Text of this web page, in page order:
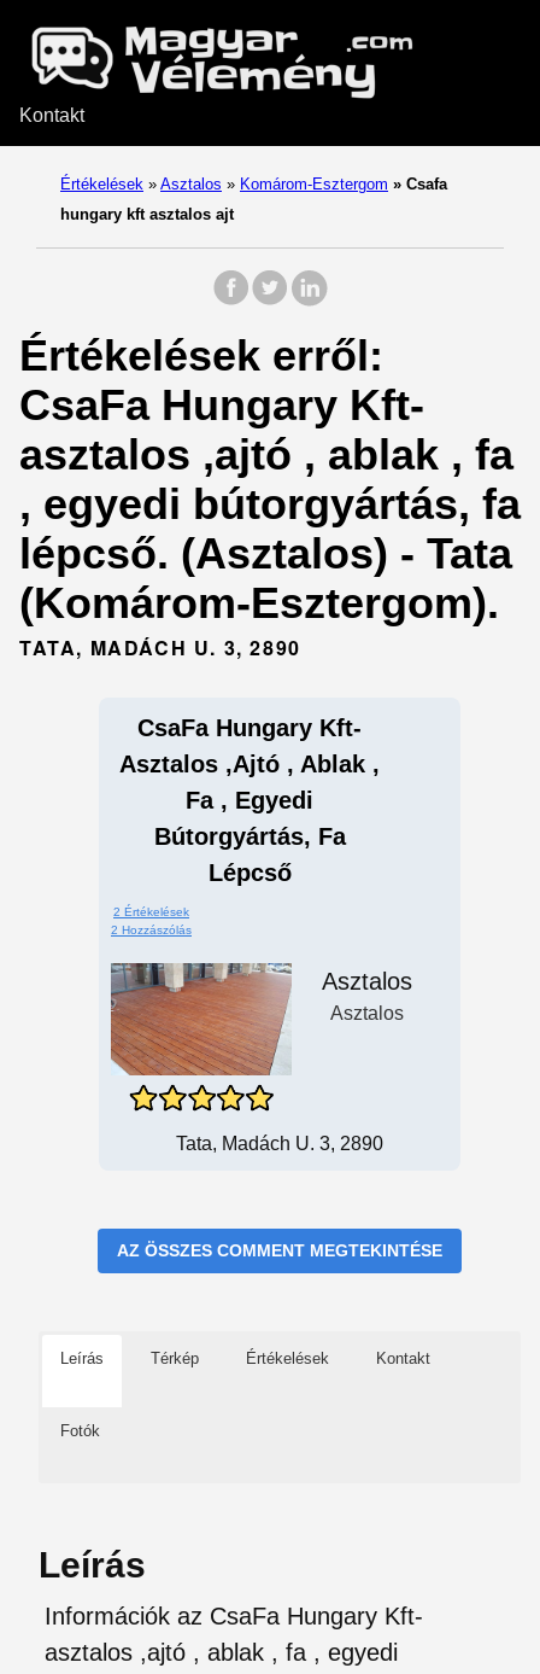
Kontakt
Értékelések » Asztalos » Komárom-Esztergom » Csafa
hungary kft asztalos ajt
Értékelések erről:
CsaFa Hungary Kft-
asztalos ,ajtó , ablak , fa
, egyedi bútorgyártás, fa
lépcső. (Asztalos) - Tata
(Komárom-Esztergom).
TATA, MADÁCH U. 3, 2890
CsaFa Hungary Kft-
Asztalos ,ajtó , Ablak ,
Fa , Egyedi
Bútorgyártás, Fa
Lépcső
2 Értékelések
2 Hozzászólás
Asztalos
Asztalos
Tata, Madách U. 3, 2890
AZ ÖSSZES COMMENT MEGTEKINTÉSE
Leírás Térkép Értékelések Kontakt
Fotók
Leírás
Információk az CsaFa Hungary Kft-
asztalos ,ajtó , ablak , fa , egyedi